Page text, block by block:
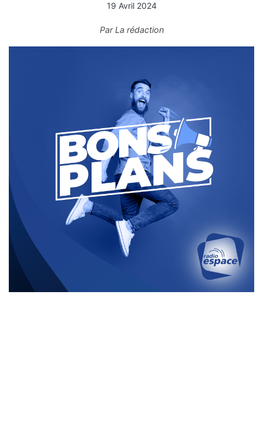
19 Avril 2024
ParLa rédaction